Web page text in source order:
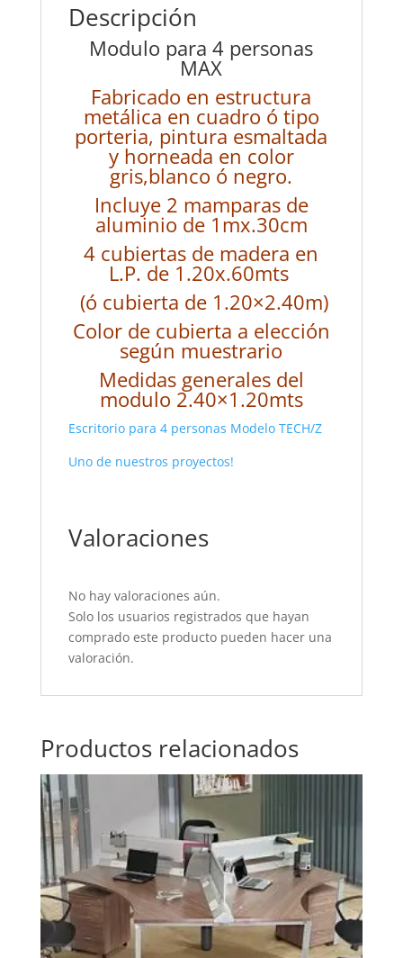
Descripción
Modulo para 4 personas
MAX
Fabricado en estructura
metálica en cuadro ó tipo
porteria, pintura esmaltada
y horneada en color
gris,blanco ó negro.
Incluye 2 mamparas de
aluminio de 1mx.30cm
4 cubiertas de madera en
L.P. de 1.20x.60mts
(ó cubierta de 1.20×2.40m)
Color de cubierta a elección
según muestrario
Medidas generales del
modulo 2.40×1.20mts
Escritorio para 4 personas Modelo TECH/Z
Uno de nuestros proyectos!
Valoraciones
No hay valoraciones aún.
Solo los usuarios registrados que hayan
comprado este producto pueden hacer una
valoración.
Productos relacionados